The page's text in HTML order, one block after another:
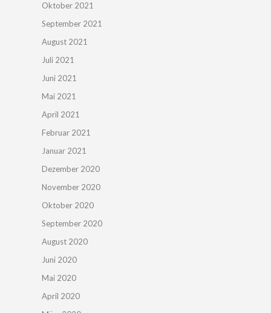
Oktober 2021
September 2021
August 2021
Juli 2021
Juni 2021
Mai 2021
April 2021
Februar 2021
Januar 2021
Dezember 2020
November 2020
Oktober 2020
September 2020
August 2020
Juni 2020
Mai 2020
April 2020